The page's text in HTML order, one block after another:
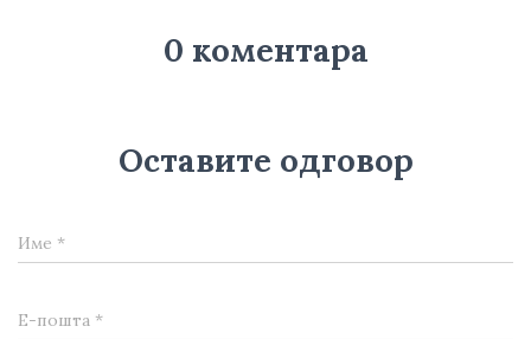
0 коментара
Оставите одговор
Име *
Е-пошта *